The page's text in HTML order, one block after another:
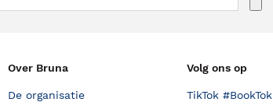
Over Bruna
De organisatie
Volg ons op
TikTok #BookTok